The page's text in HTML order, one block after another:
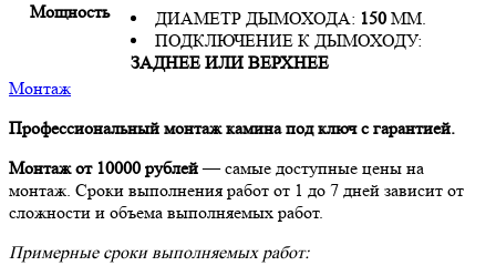
Мощность
ДИАМЕТР ДЫМОХОДА: 150 ММ.
ПОДКЛЮЧЕНИЕ К ДЫМОХОДУ:
ЗАДНЕЕ ИЛИ ВЕРХНЕЕ
Монтаж
Профессиональный монтаж камина под ключ с гарантией.
Монтаж от 10000 рублей— самые доступные цены на
монтаж. Сроки выполнения работ от 1 до 7 дней зависит от
сложности и объема выполняемых работ.
Примерные сроки выполняемых работ: